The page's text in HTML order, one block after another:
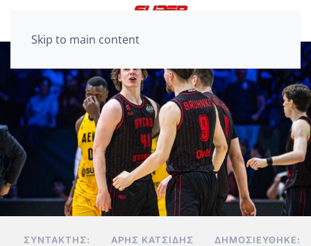
Skip to main content
ΣΥΝΤΆΚΤΗΣ: ΆΡΗΣ ΚΑΤΣΊΔΗΣ ΔΗΜΟΣΙΕΎΘΗΚΕ: